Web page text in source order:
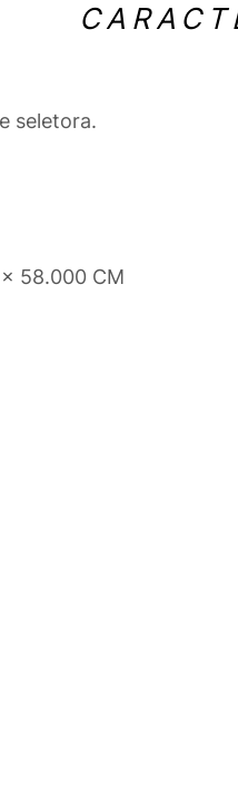
seletora.
58.000 CM